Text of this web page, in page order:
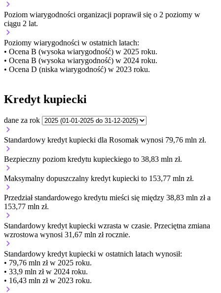
Poziom wiarygodności organizacji poprawił się o 2 poziomy w
ciągu 2 lat.
Poziomy wiarygodności w ostatnich latach:
• Ocena B (wysoka wiarygodność) w 2025 roku.
• Ocena B (wysoka wiarygodność) w 2024 roku.
• Ocena D (niska wiarygodność) w 2023 roku.
Kredyt kupiecki
dane za rok
Standardowy kredyt kupiecki dla Rosomak wynosi 79,76 mln zł.
Bezpieczny poziom kredytu kupieckiego to 38,83 mln zł.
Maksymalny dopuszczalny kredyt kupiecki to 153,77 mln zł.
Przedział standardowego kredytu mieści się między 38,83 mln zł a
153,77 mln zł.
Standardowy kredyt kupiecki wzrasta w czasie. Przeciętna zmiana
wzrostowa wynosi 31,67 mln zł rocznie.
Standardowy kredyt kupiecki w ostatnich latach wynosił:
• 79,76 mln zł w 2025 roku.
• 33,9 mln zł w 2024 roku.
• 16,43 mln zł w 2023 roku.